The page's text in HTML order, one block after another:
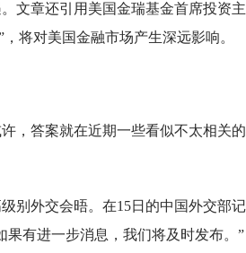
文章还引用美国金瑞基金首席投资
将对美国金融市场产生深远影响。
，答案就在近期一些看似不太相关
别外交会晤。在15日的中国外交部
有进一步消息，我们将及时发布。”